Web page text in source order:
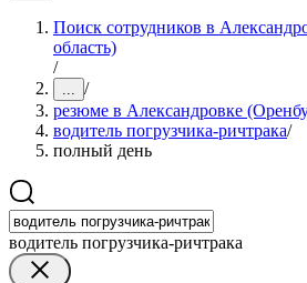
Поиск сотрудников в
область)
/
... /
резюме в Александровке
водитель погрузчика-ричтрака/
полный день
водитель погрузчика-ричтрака